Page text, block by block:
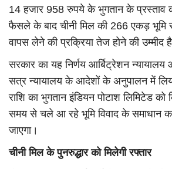
14 हजार 958 रुपये के भुगतान के प्रस्ताव
फैसले के बाद चीनी मिल की 266 एकड़
वापस लेने की प्रक्रिया तेज होने की उम्मीद
सरकार का यह निर्णय आर्बिट्रेशन
सत्र न्यायालय के आदेशों के अनुपालन में
राशि का भुगतान इंडियन पोटाश लिमिटेड
समय से चले आ रहे भूमि विवाद के समाधान का
जाएगा।
चीनी मिल के पुनरुद्धार को मिलेगी रफ्तार